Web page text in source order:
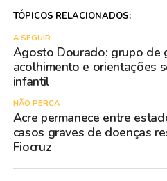
TÓPICOS RELACIONADOS:
A SEGUIR
Agosto Dourado: grupo de
acolhimento e orientações
infantil
NÃO PERCA
Acre permanece entre
casos graves de doenças
Fiocruz